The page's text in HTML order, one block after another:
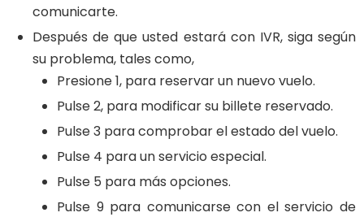
comunicarte.
Después de que usted estará con IVR, siga según
su problema, tales como,
Presione 1, para reservar un nuevo vuelo.
Pulse 2, para modificar su billete reservado.
Pulse 3 para comprobar el estado del vuelo.
Pulse 4 para un servicio especial.
Pulse 5 para más opciones.
Pulse 9 para comunicarse con el servicio de